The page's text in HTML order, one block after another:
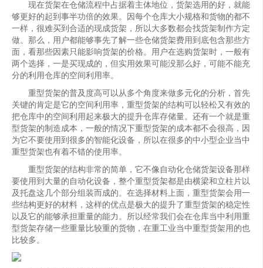
现在货架在仓储流程中占据着主体地位，货架选用的好，就能
够更好的起到事半功倍的效果。因每个仓库大小规格和货物的都不
一样，很难买到合适的现成货架，所以大多数都会找货架制作方定
做。那么，用户都能够事先了解一些仓储货架费用到底包含那些方
面，看那些因素只能影响货架的价格。用户在选购货架时，一般有
两个选择，一是买现成的，但实用效果可能没那么好，可能不能充
分的利用仓库的空间利用率。
重型货架的普及度高可以从多个角度来做多元化的分析，首先
关键的肯定是它的空间利用率，重型货架的结构可以轻松又有效的
把仓库中的空间利用起来极大的提升仓库存储量。还有一个就是重
型货架的制造成本，一般的情况下重型货架的成本都不会很高，因
为它不要使用到很多的智能化设备，所以在很多的中小型企业当中
重型货架也有着不错的使用率。
重型货架的结构非常的简单，它不像自动化仓储货架设备那样
要使用到大量的自动化设备，整个重型货架都是由横梁和立柱片以
及托盘这几个部分组装而成的。在选择材料上面，重型货架会用一
些结构更好的材料，这样的优点是极大的提升了重型货架的稳定性
以及它的能够承担重量的能力。所以经常我们会在仓库当中利用重
型货架存储一些重量比较重的货物，在重工业当中重型货架用的也
比较多。